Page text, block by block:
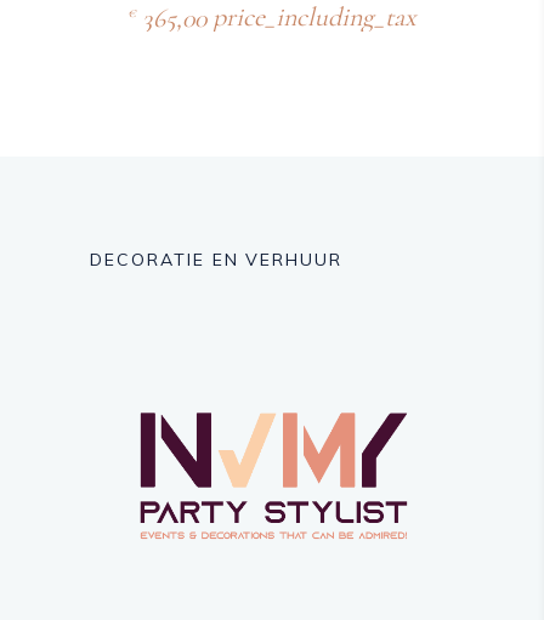
€365,00 price_including_tax
DECORATIE EN VERHUUR